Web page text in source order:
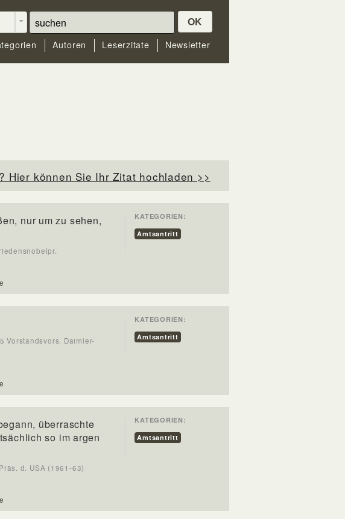
OK
Autoren Leserzitate Newsletter
Hier können Sie Ihr Zitat hochladen >>
nur um zu sehen,
KATEGORIEN:
Amtsantritt
Vorstandsvors. Daimler-
KATEGORIEN:
Amtsantritt
überraschte
so im argen
d. USA (1961-63)
KATEGORIEN:
Amtsantritt